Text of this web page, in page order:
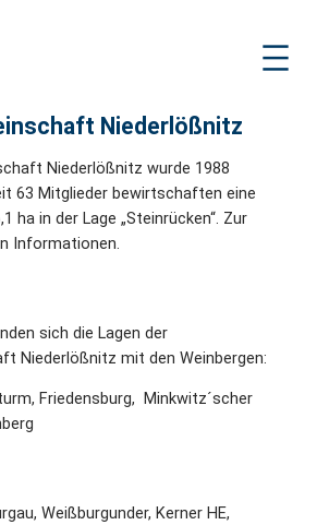
Niederlößnitz
Niederlößnitz wurde 1988
63 Mitglieder bewirtschaften eine
ha in der Lage „Steinrücken“. Zur
Informationen.
sich die Lagen der
Niederlößnitz mit den Weinbergen:
Friedensburg, Minkwitz´scher
Weißburgunder, Kerner HE,